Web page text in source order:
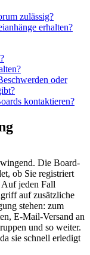
zulässig?
erhalten?
oder
kontaktieren?
Die Board-
ob Sie registriert
Auf jeden Fall
auf zusätzliche
stehen: zum
E-Mail-Versand an
und so weiter.
sie schnell erledigt